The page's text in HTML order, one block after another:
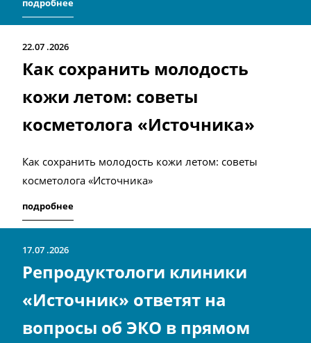
подробнее
22.07 2026
Как сохранить молодость
кожи летом: советы
косметолога «Источника»
Как сохранить молодость кожи летом: советы
косметолога «Источника»
подробнее
17.07 2026
Репродуктологи клиники
«Источник» ответят на
вопросы об ЭКО в прямом